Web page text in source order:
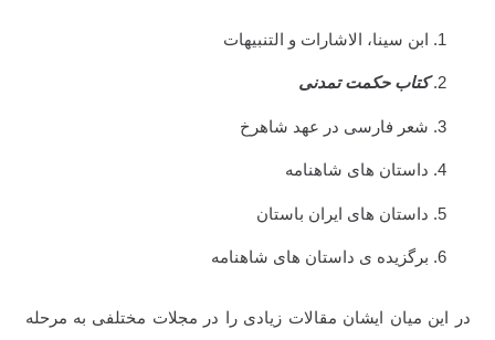
ابن سینا، الاشارات و التنبیهات
کتاب حکمت تمدنی
شعر فارسی در عهد شاهرخ
داستان های شاهنامه
داستان های ایران باستان
برگزیده ی داستان های شاهنامه
در این میان ایشان مقالات زیادی را در مجلات مختلفی به مرحله